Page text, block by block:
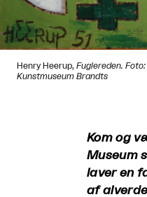
Henry Heerup, Fuglereden. Foto:
Kunstmuseum Brandts
Kom og
Museum
laver en
af